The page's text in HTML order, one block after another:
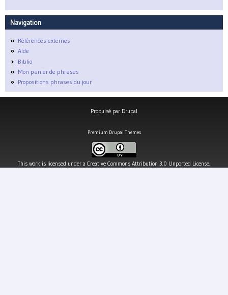
Navigation
Références externes
Aide
Biblio
Mon panier de phrases
Propositions phrases du jour
Propulsé par Drupal
Premium Drupal Themes
This work is licensed under a Creative Commons Attribution 3.0 Unported License.